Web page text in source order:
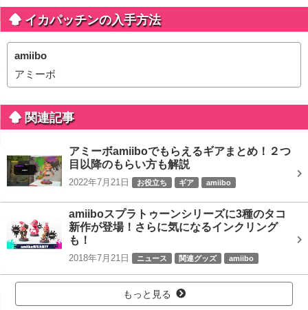
イカパッチンの入手方法
amiibo
アミーボ
関連記事
アミーボamiiboでもらえるギアまとめ！２つ
目以降のもらい方も解説
2022年7月21日 お役立ち ギア amiibo
amiiboスプラトゥーンシリーズに3種のタコ
新作が登場！さらに気になるインクリング
も！
2018年7月21日 ニュース 関連グッズ amiibo
もっと見る